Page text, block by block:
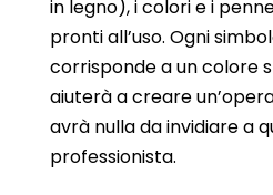
in legno), i colori e i
pronti all’uso. Ogni
corrisponde a un colore
aiuterà a creare
avrà nulla da invidiare a
professionista.